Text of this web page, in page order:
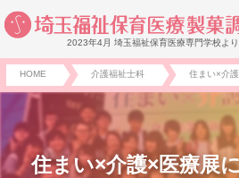
2023年4月 埼玉福祉保育医療専門学校よ
HOME 介護福祉士科 住まい×介
住まい×介護×医療展